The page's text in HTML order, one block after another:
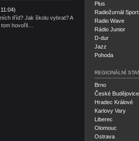
tříd? Jak školu vybrat? A
hovořil…
Plus
Radiožurnál Sport
Radio Wave
Rádio Junior
D-dur
Jazz
Pohoda
REGIONÁLNÍ
Brno
České Budějovice
Hradec Králové
Karlovy Vary
Liberec
Olomouc
Ostrava